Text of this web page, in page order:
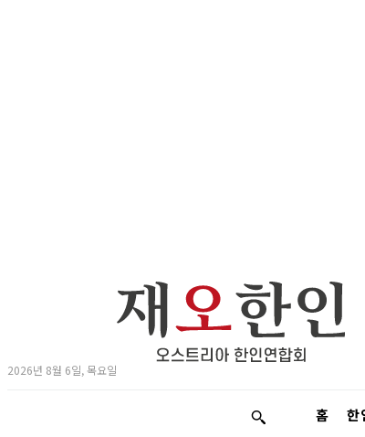
2026년 8월 6일, 목요일
홈 한